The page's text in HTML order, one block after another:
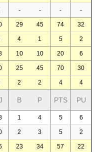
- - - -
29 45 74 32
4 1 5 2
10 10 20 6
25 45 70 30
2 2 4 4
B P PTS PU
1 4 5 6
2 3 5 2
23 34 57 22